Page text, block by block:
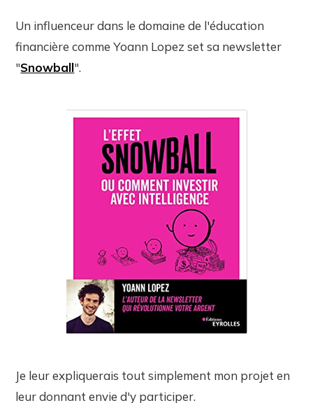
Un influenceur dans le domaine de l'éducation
financière comme Yoann Lopez set sa newsletter
"Snowball".
Je leur expliquerais tout simplement mon projet en
leur donnant envie d'y participer.